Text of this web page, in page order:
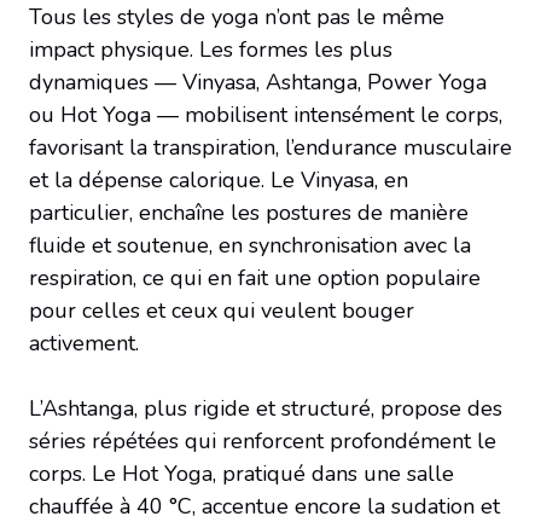
Tous les styles de yoga n’ont pas le même
impact physique. Les formes les plus
dynamiques — Vinyasa, Ashtanga, Power Yoga
ou Hot Yoga — mobilisent intensément le corps,
favorisant la transpiration, l’endurance musculaire
et la dépense calorique. Le Vinyasa, en
particulier, enchaîne les postures de manière
fluide et soutenue, en synchronisation avec la
respiration, ce qui en fait une option populaire
pour celles et ceux qui veulent bouger
activement.
L’Ashtanga, plus rigide et structuré, propose des
séries répétées qui renforcent profondément le
corps. Le Hot Yoga, pratiqué dans une salle
chauffée à 40 °C, accentue encore la sudation et